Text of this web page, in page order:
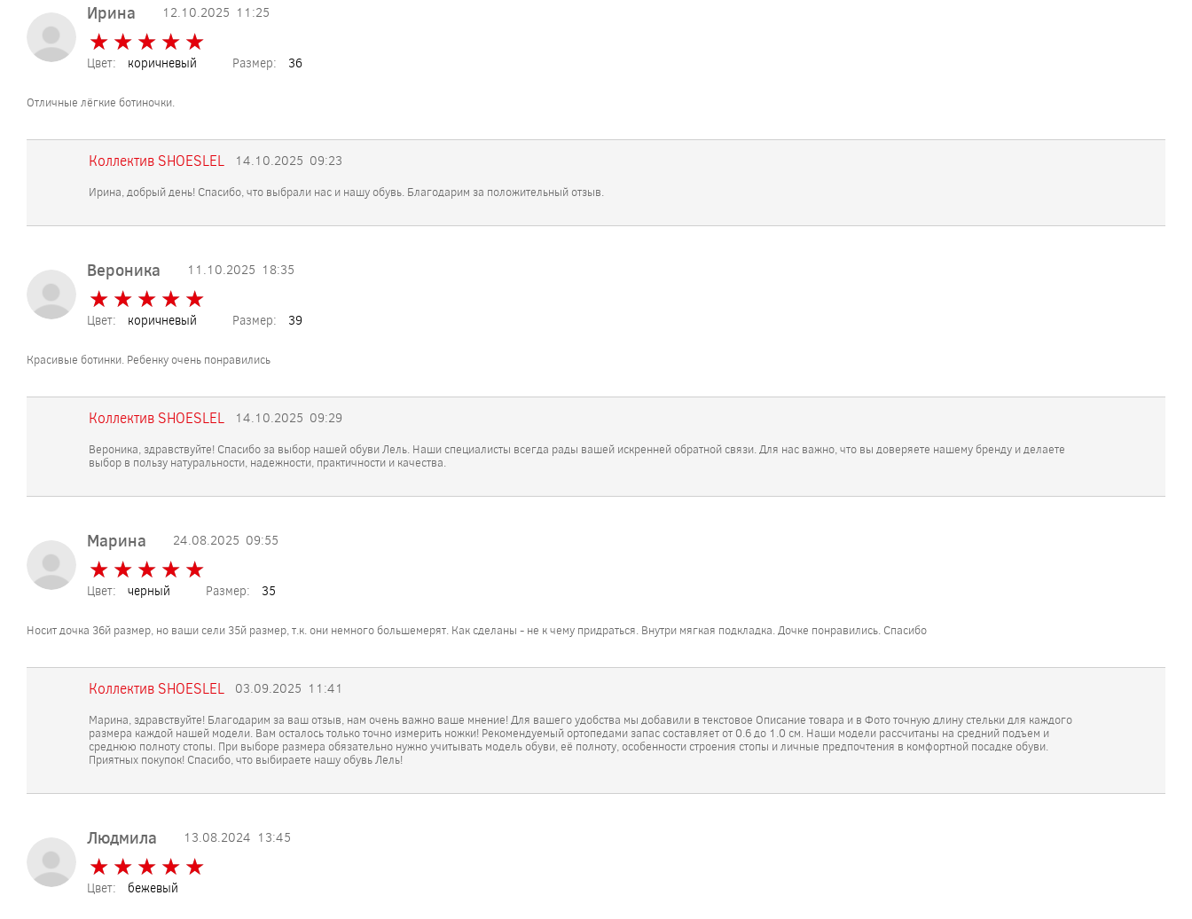
Ирина 12.10.2025 11:25
★ ★ ★ ★ ★
★ ★ ★ ★ ★
Цвет: коричневый Размер: 36
Отличные лёгкие ботиночки.
Коллектив SHOESLEL 14.10.2025 09:23
Ирина, добрый день! Спасибо, что выбрали нас и нашу обувь. Благодарим за положительный отзыв.
Вероника 11.10.2025 18:35
★ ★ ★ ★ ★
★ ★ ★ ★ ★
Цвет: коричневый Размер: 39
Красивые ботинки. Ребенку очень понравились
Коллектив SHOESLEL 14.10.2025 09:29
Вероника, здравствуйте! Спасибо за выбор нашей обуви Лель. Наши специалисты всегда рады вашей искренней обратной связи. Для нас важно, что вы доверяете нашему бренду и делаете
выбор в пользу натуральности, надежности, практичности и качества.
Марина 24.08.2025 09:55
★ ★ ★ ★ ★
★ ★ ★ ★ ★
Цвет: черный Размер: 35
Носит дочка 36й размер, но ваши сели 35й размер, т.к. они немного большемерят. Как сделаны - не к чему придраться. Внутри мягкая подкладка. Дочке понравились. Спасибо
Коллектив SHOESLEL 03.09.2025 11:41
Марина, здравствуйте! Благодарим за ваш отзыв, нам очень важно ваше мнение! Для вашего удобства мы добавили в текстовое Описание товара и в Фото точную длину стельки для каждого
размера каждой нашей модели. Вам осталось только точно измерить ножки! Рекомендуемый ортопедами запас составляет от 0.6 до 1.0 см. Наши модели рассчитаны на средний подъем и
среднюю полноту стопы. При выборе размера обязательно нужно учитывать модель обуви, её полноту, особенности строения стопы и личные предпочтения в комфортной посадке обуви.
Приятных покупок! Спасибо, что выбираете нашу обувь Лель!
Людмила 13.08.2024 13:45
★ ★ ★ ★ ★
★ ★ ★ ★ ★
Цвет: бежевый